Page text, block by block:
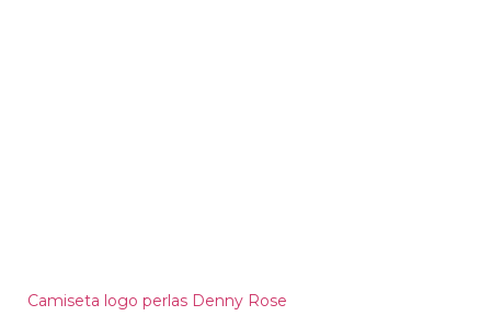
Camiseta logo perlas Denny Rose